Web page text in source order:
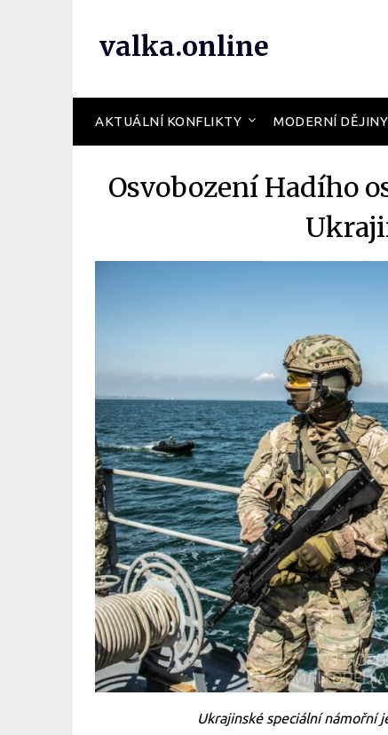
valka.online
AKTUÁLNÍ KONFLIKTY MODERNÍ DĚJINY
Osvobození Hadího
Ukrajinské speciální námořní